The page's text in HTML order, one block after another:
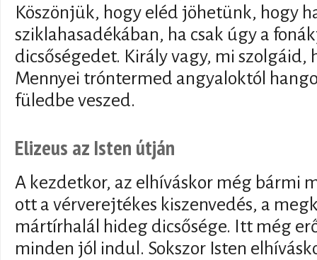
Köszönjük, hogy eléd jöhetünk, hogy
sziklahasadékában, ha csak úgy a
dicsőségedet. Király vagy, mi szolgáid,
Mennyei tróntermed angyaloktól
füledbe veszed.
Elizeus az Isten útján
A kezdetkor, az elhíváskor még bármi
ott a vérverejtékes kiszenvedés, a
mártírhalál hideg dicsősége. Itt még
minden jól indul. Sokszor Isten